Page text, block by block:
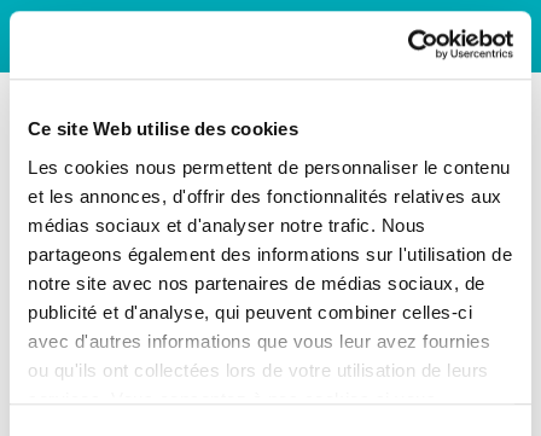
Ce site Web utilise des cookies
Les cookies nous permettent de personnaliser le contenu
et les annonces, d'offrir des fonctionnalités relatives aux
médias sociaux et d'analyser notre trafic. Nous
partageons également des informations sur l'utilisation de
notre site avec nos partenaires de médias sociaux, de
publicité et d'analyse, qui peuvent combiner celles-ci
avec d'autres informations que vous leur avez fournies
ou qu'ils ont collectées lors de votre utilisation de leurs